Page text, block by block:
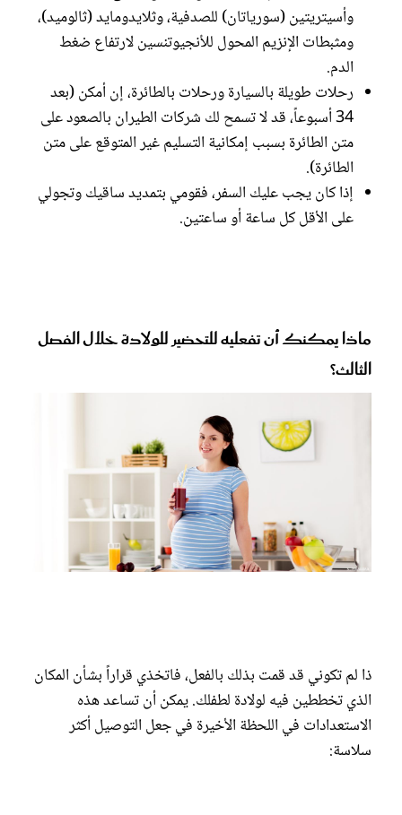
وأسيتريتين (سورياتان) للصدفية، وثلايدومايد (ثالوميد)،
ومثبطات الإنزيم المحول للأنجيوتنسين لارتفاع ضغط
الدم.
رحلات طويلة بالسيارة ورحلات بالطائرة، إن أمكن (بعد
34 أسبوعاً، قد لا تسمح لك شركات الطيران بالصعود على
متن الطائرة بسبب إمكانية التسليم غير المتوقع على متن
الطائرة).
إذا كان يجب عليك السفر، فقومي بتمديد ساقيك وتجولي
على الأقل كل ساعة أو ساعتين.
ماذا يمكنك أن تفعليه للتحضير للولادة خلال الفصل
الثالث؟
ذا لم تكوني قد قمت بذلك بالفعل، فاتخذي قراراً بشأن المكان
الذي تخططين فيه لولادة لطفلك. يمكن أن تساعد هذه
الاستعدادات في اللحظة الأخيرة في جعل التوصيل أكثر
سلاسة: